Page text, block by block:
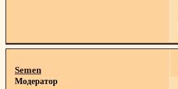
Semen
Модератор